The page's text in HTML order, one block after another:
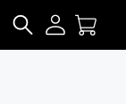
SEARCH